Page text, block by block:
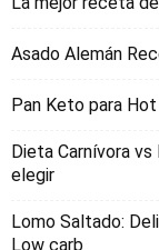
Asado Alemán
Pan Keto para
Dieta Carnívora
elegir
Lomo Saltado:
Low carb